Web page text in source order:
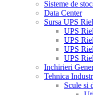
Sisteme de
Data Center
Sursa UPS
UPS
UPS
UPS
UPS
Inchirieri
Tehnica
Scule si